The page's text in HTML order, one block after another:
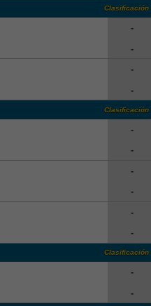
Clasificación
-
-
-
-
Clasificación
-
-
-
-
-
-
Clasificación
-
-